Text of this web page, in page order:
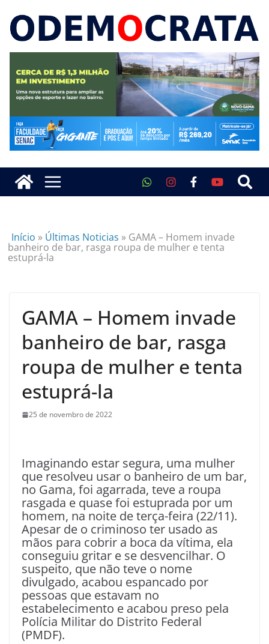
Início » Últimas Noticias » GAMA – Homem invade
banheiro de bar, rasga roupa de mulher e tenta
estuprá-la
GAMA – Homem invade
banheiro de bar, rasga
roupa de mulher e tenta
estuprá-la
25 de novembro de 2022
Imaginando estar segura, uma mulher
que resolveu usar o banheiro de um bar,
no Gama, foi agarrada, teve a roupa
rasgada e quase foi estuprada por um
homem, na noite de terça-feira (22/11).
Apesar de o criminoso ter usado as
mãos para cobrir a boca da vítima, ela
conseguiu gritar e se desvencilhar. O
suspeito, que não teve o nome
divulgado, acabou espancado por
pessoas que estavam no
estabelecimento e acabou preso pela
Polícia Militar do Distrito Federal
(PMDF).